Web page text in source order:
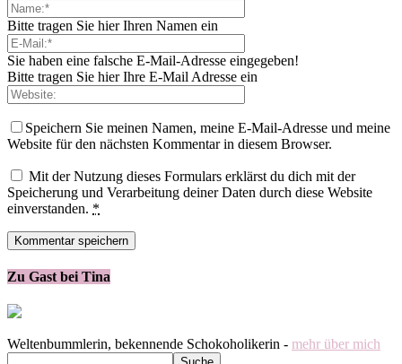
Bitte tragen Sie hier Ihren Namen ein
Sie haben eine falsche E-Mail-Adresse eingegeben!
Bitte tragen Sie hier Ihre E-Mail Adresse ein
Speichern Sie meinen Namen, meine E-Mail-Adresse und meine
Website für den nächsten Kommentar in diesem Browser.
Mit der Nutzung dieses Formulars erklärst du dich mit der
Speicherung und Verarbeitung deiner Daten durch diese Website
einverstanden. *
Zu Gast bei Tina
Weltenbummlerin, bekennende Schokoholikerin - mehr über mich